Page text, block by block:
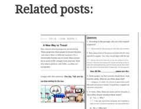
Related posts: